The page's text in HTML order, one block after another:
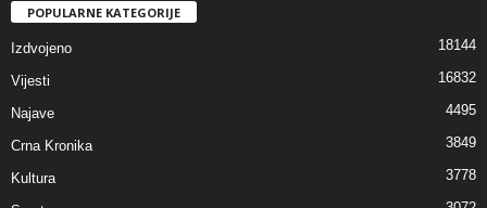
POPULARNE KATEGORIJE
Izdvojeno 18144
Vijesti 16832
Najave 4495
Crna Kronika 3849
Kultura 3778